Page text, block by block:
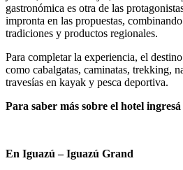
gastronómica es otra de las
impronta en las propuestas,
tradiciones y productos regionales.
Para completar la experiencia, el
como cabalgatas, caminatas, trekking,
travesías en kayak y pesca deportiva.
Para saber más sobre el hotel ingresá
En Iguazú – Iguazú Grand